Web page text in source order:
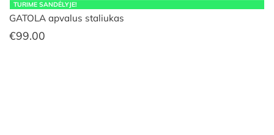
TURIME SANDĖLYJE!
GATOLA apvalus staliukas
€99.00